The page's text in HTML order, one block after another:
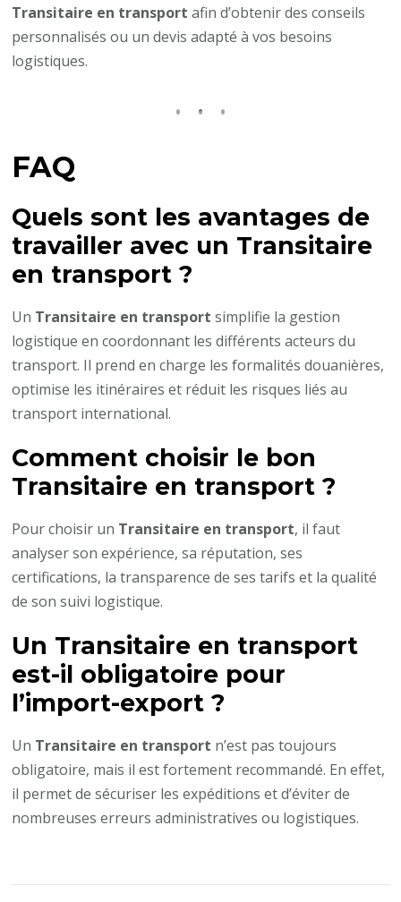
Transitaire en transport afin d’obtenir des conseils
personnalisés ou un devis adapté à vos besoins
logistiques.
FAQ
Quels sont les avantages de
travailler avec un Transitaire
en transport ?
Un Transitaire en transport simplifie la gestion
logistique en coordonnant les différents acteurs du
transport. Il prend en charge les formalités douanières,
optimise les itinéraires et réduit les risques liés au
transport international.
Comment choisir le bon
Transitaire en transport ?
Pour choisir un Transitaire en transport, il faut
analyser son expérience, sa réputation, ses
certifications, la transparence de ses tarifs et la qualité
de son suivi logistique.
Un Transitaire en transport
est-il obligatoire pour
l’import-export ?
Un Transitaire en transport n’est pas toujours
obligatoire, mais il est fortement recommandé. En effet,
il permet de sécuriser les expéditions et d’éviter de
nombreuses erreurs administratives ou logistiques.